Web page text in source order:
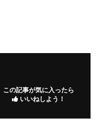
この記事が気に入ったら
いいねしよう！